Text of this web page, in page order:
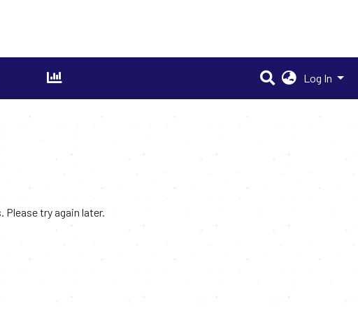
Log In
try again later.